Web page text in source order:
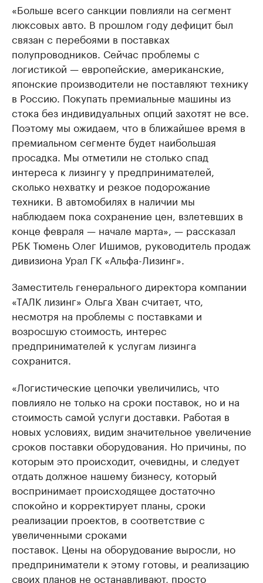
«Больше всего санкции повлияли на сегмент
люксовых авто. В прошлом году дефицит был
связан с перебоями в поставках
полупроводников. Сейчас проблемы с
логистикой — европейские, американские,
японские производители не поставляют технику
в Россию. Покупать премиальные машины из
стока без индивидуальных опций захотят не все.
Поэтому мы ожидаем, что в ближайшее время в
премиальном сегменте будет наибольшая
просадка. Мы отметили не столько спад
интереса к лизингу у предпринимателей,
сколько нехватку и резкое подорожание
техники. В автомобилях в наличии мы
наблюдаем пока сохранение цен, взлетевших в
конце февраля — начале марта», — рассказал
РБК Тюмень Олег Ишимов, руководитель продаж
дивизиона Урал ГК «Альфа-Лизинг».
Заместитель генерального директора компании
«ТАЛК лизинг» Ольга Хван считает, что,
несмотря на проблемы с поставками и
возросшую стоимость, интерес
предпринимателей к услугам лизинга
сохранится.
«Логистические цепочки увеличились, что
повлияло не только на сроки поставок, но и на
стоимость самой услуги доставки. Работая в
новых условиях, видим значительное увеличение
сроков поставки оборудования. Но причины, по
которым это происходит, очевидны, и следует
отдать должное нашему бизнесу, который
воспринимает происходящее достаточно
спокойно и корректирует планы, сроки
реализации проектов, в соответствие с
увеличенными сроками
поставок. Цены на оборудование выросли, но
предприниматели к этому готовы, и реализацию
своих планов не останавливают, просто